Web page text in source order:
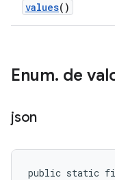
values()
Enum. de
json
public static